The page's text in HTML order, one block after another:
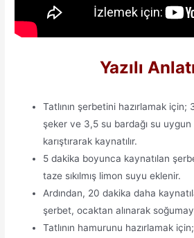
Yazılı
Tatlının şerbetini hazırlamak için;
şeker ve 3,5 su bardağı su uygun
karıştırarak kaynatılır.
5 dakika boyunca kaynatılan
taze sıkılmış limon suyu eklenir.
Ardından, 20 dakika daha
şerbet, ocaktan alınarak soğumaya
Tatlının hamurunu hazırlamak